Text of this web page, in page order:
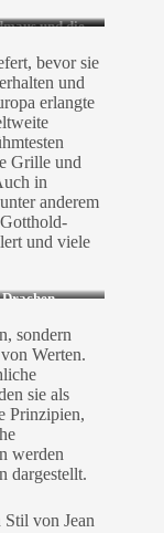
und die
bevor sie
und
erlangte
Grille und
in
anderem
und viele
sondern
Werten.
sie als
Prinzipien,
werden
dargestellt.
von Jean